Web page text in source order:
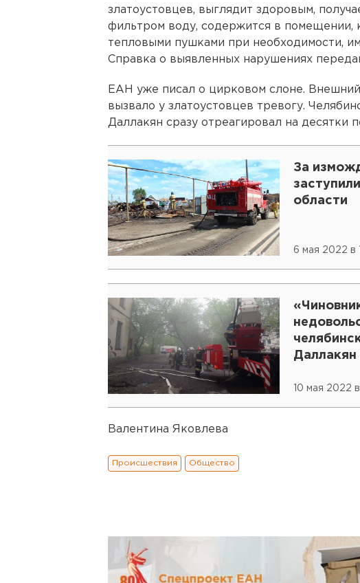
златоустовцев, выглядит здоровым,
фильтром воду, содержится в помещении,
тепловыми пушками при необходимости,
Справка о выявленных нарушениях
ЕАН уже писал о цирковом слоне.
вызвало у златоустовцев тревогу.
Даллакян сразу отреагировал на десятки
За
области
6 мая 2022 в
Даллакян
10 мая 2022
Валентина Яковлева
Происшествия Общество